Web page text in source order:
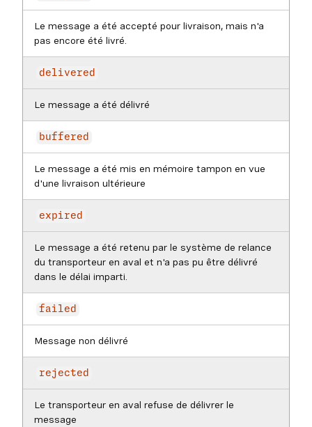
Le message a été accepté pour livraison, mais n'a
pas encore été livré.
delivered
Le message a été délivré
buffered
Le message a été mis en mémoire tampon en vue
d'une livraison ultérieure
expired
Le message a été retenu par le système de relance
du transporteur en aval et n'a pas pu être délivré
dans le délai imparti.
failed
Message non délivré
rejected
Le transporteur en aval refuse de délivrer le
message